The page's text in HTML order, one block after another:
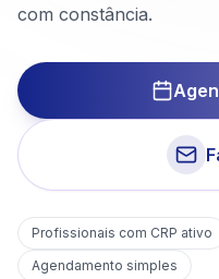
com constância.
Profissionais com CRP ativo
Agendamento simples